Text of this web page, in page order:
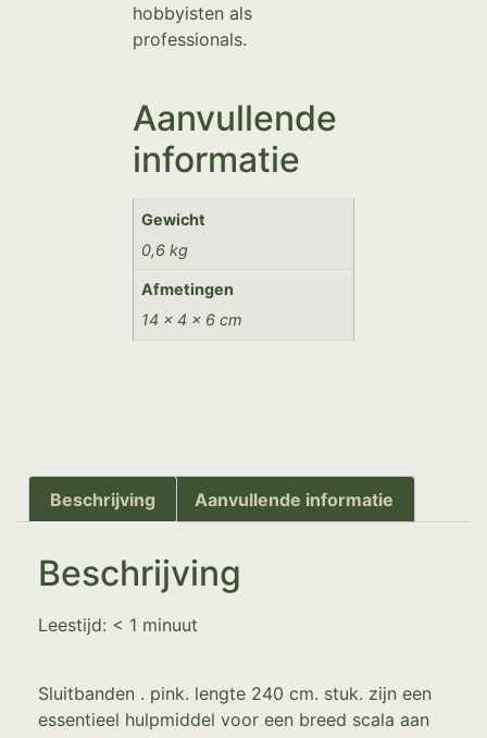
hobbyisten als
professionals.
Aanvullende
informatie
Gewicht
0,6 kg
Afmetingen
14 × 4 × 6 cm
Beschrijving Aanvullende informatie
Beschrijving
Leestijd: < 1 minuut
Sluitbanden . pink. lengte 240 cm. stuk. zijn een
essentieel hulpmiddel voor een breed scala aan